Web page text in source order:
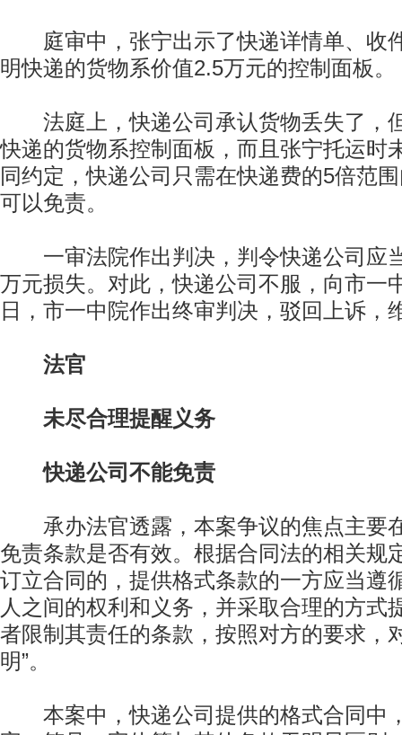
庭审中，张宁出示了快递详情单、收
明快递的货物系价值2.5万元的控制面板。
法庭上，快递公司承认货物丢失了，
快递的货物系控制面板，而且张宁托运时
同约定，快递公司只需在快递费的5倍范
可以免责。
一审法院作出判决，判令快递公司应
万元损失。对此，快递公司不服，向市一
日，市一中院作出终审判决，驳回上诉，
法官
未尽合理提醒义务
快递公司不能免责
承办法官透露，本案争议的焦点主要
免责条款是否有效。根据合同法的相关规
订立合同的，提供格式条款的一方应当遵
人之间的权利和义务，并采取合理的方式
者限制其责任的条款，按照对方的要求，
明”。
本案中，快递公司提供的格式合同中